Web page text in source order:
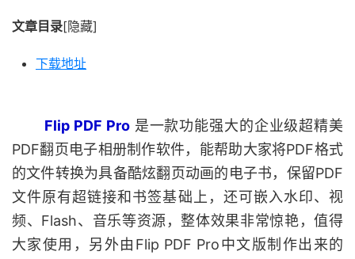
文章目录[隐藏]
下载地址
Flip PDF Pro是一款功能强大的企业级超精美
PDF翻页电子相册制作软件，能帮助大家将PDF格式
的文件转换为具备酷炫翻页动画的电子书，保留PDF
文件原有超链接和书签基础上，还可嵌入水印、视
频、Flash、音乐等资源，整体效果非常惊艳，值得
大家使用，另外由Flip PDF Pro中文版制作出来的